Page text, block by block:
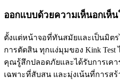
ออกแบบด้วยความเห็นอกเห็น
ตั้งแต่หน้าจอที่ทันสมัยและเป็นมิตร
การตัดสิน ทุกแง่มุมของ Kink Test
คุณรู้สึกปลอดภัยและได้รับการเคา
เฉพาะที่สับสน และมุ่งเน้นที่การส